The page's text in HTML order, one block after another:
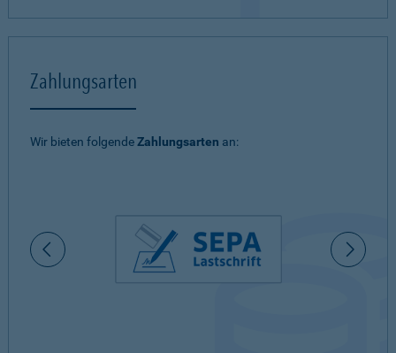
Zahlungsarten
Wir bieten folgendeZahlungsarten an: